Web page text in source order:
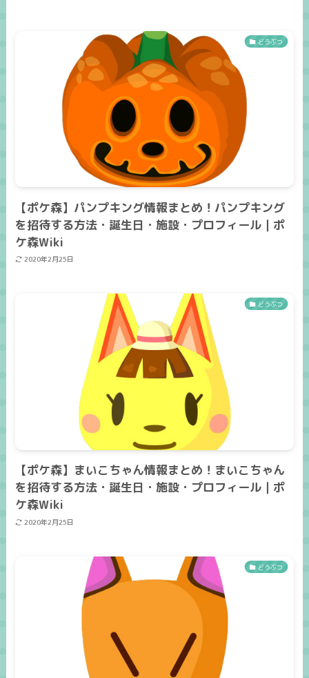
どうぶつ
【ポケ森】パンプキング情報まとめ！パンプキング
を招待する方法・誕生日・施設・プロフィール｜ポ
ケ森Wiki
2020年2月25日
どうぶつ
【ポケ森】まいこちゃん情報まとめ！まいこちゃん
を招待する方法・誕生日・施設・プロフィール｜ポ
ケ森Wiki
2020年2月25日
どうぶつ